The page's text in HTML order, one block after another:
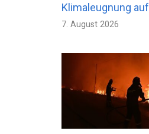
Klimaleugnung auf
7. August 2026